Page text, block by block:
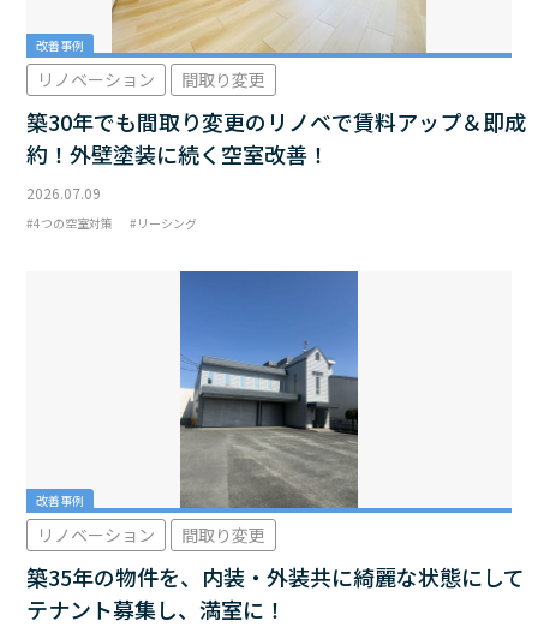
改善事例
リノベーション 間取り変更
築30年でも間取り変更のリノベで賃料アップ＆即成
約！外壁塗装に続く空室改善！
2026.07.09
4つの空室対策 リーシング
改善事例
リノベーション 間取り変更
築35年の物件を、内装・外装共に綺麗な状態にして
テナント募集し、満室に！